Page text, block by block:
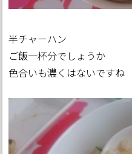
半チャーハン
ご飯一杯分でしょうか
色合いも濃くはないですね